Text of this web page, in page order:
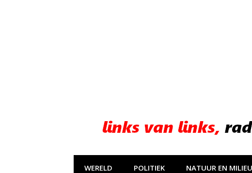
WERELD POLITIEK NATUUR EN MILIEU